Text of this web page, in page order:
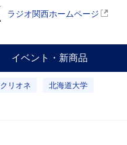
ラジオ関西ホームページ
イベント・新商品
クリオネ 北海道大学